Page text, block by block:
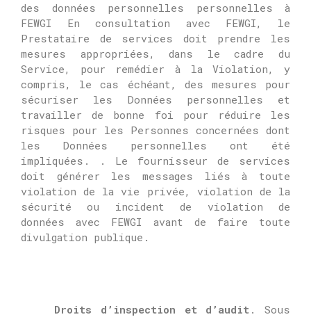
des données personnelles personnelles à
FEWGI
En consultation avec FEWGI, le
Prestataire de services doit prendre les
mesures appropriées, dans le cadre du
Service, pour remédier à la Violation, y
compris, le cas échéant, des mesures pour
sécuriser les Données personnelles et
travailler de bonne foi pour réduire les
risques pour les Personnes concernées dont
les Données personnelles ont été
impliquées. . Le fournisseur de services
doit générer les messages liés à toute
violation de la vie privée, violation de la
sécurité ou incident de violation de
données avec FEWGI avant de faire toute
divulgation publique.
Droits d’inspection et d’audit . Sous